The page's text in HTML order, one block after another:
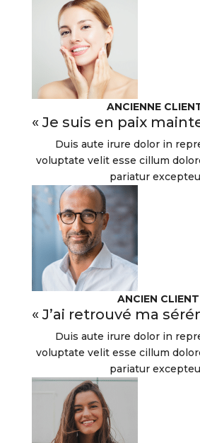
ANCIENNE
« Je suis en paix
Duis aute irure dolor in
voluptate velit esse cillum
pariatur
ANCIEN CLIENT
« J’ai retrouvé ma
Duis aute irure dolor in
voluptate velit esse cillum
pariatur